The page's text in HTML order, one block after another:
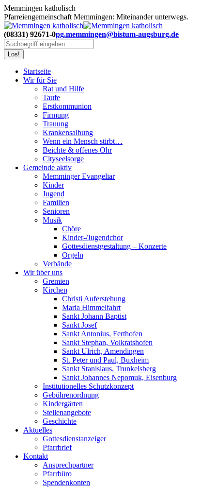
Zum
Inhalt
springen
Memmingen katholisch
Pfarreiengemeinschaft Memmingen: Miteinander unterwegs.
(08331) 92671-0pg.memmingen@bistum-augsburg.de
Search:
Startseite
Wir für Sie
Rat und Hilfe
Taufe
Erstkommunion
Firmung
Trauung
Krankensalbung
Wenn ein Mensch stirbt…
Beichte & offenes Ohr
Cityseelsorge
Gemeinde aktiv
Memminger Evangeliar
Kinder
Jugend
Familien
Senioren
Musik
Chöre
Kinder-/Jugendchor
Gottesdienstgestaltung – Konzerte
Orgeln
Verbände
Wir über uns
Gremien
Kirchen
Christi Auferstehung
Maria Himmelfahrt
Sankt Johann Baptist
Sankt Josef
Sankt Antonius, Ferthofen
Sankt Stephan, Volkratshofen
Sankt Ulrich, Amendingen
St. Peter und Paul, Buxheim
Sankt Stanislaus, Trunkelsberg
Sankt Johannes Nepomuk, Eisenburg
Institutionelles Schutzkonzept
Gebührenordnung
Kindergärten
Stellenangebote
Geschichte
Aktuelles
Gottesdienstanzeiger
Pfarrbrief
Kontakt
Ansprechpartner
Pfarrbüro
Spendenkonten